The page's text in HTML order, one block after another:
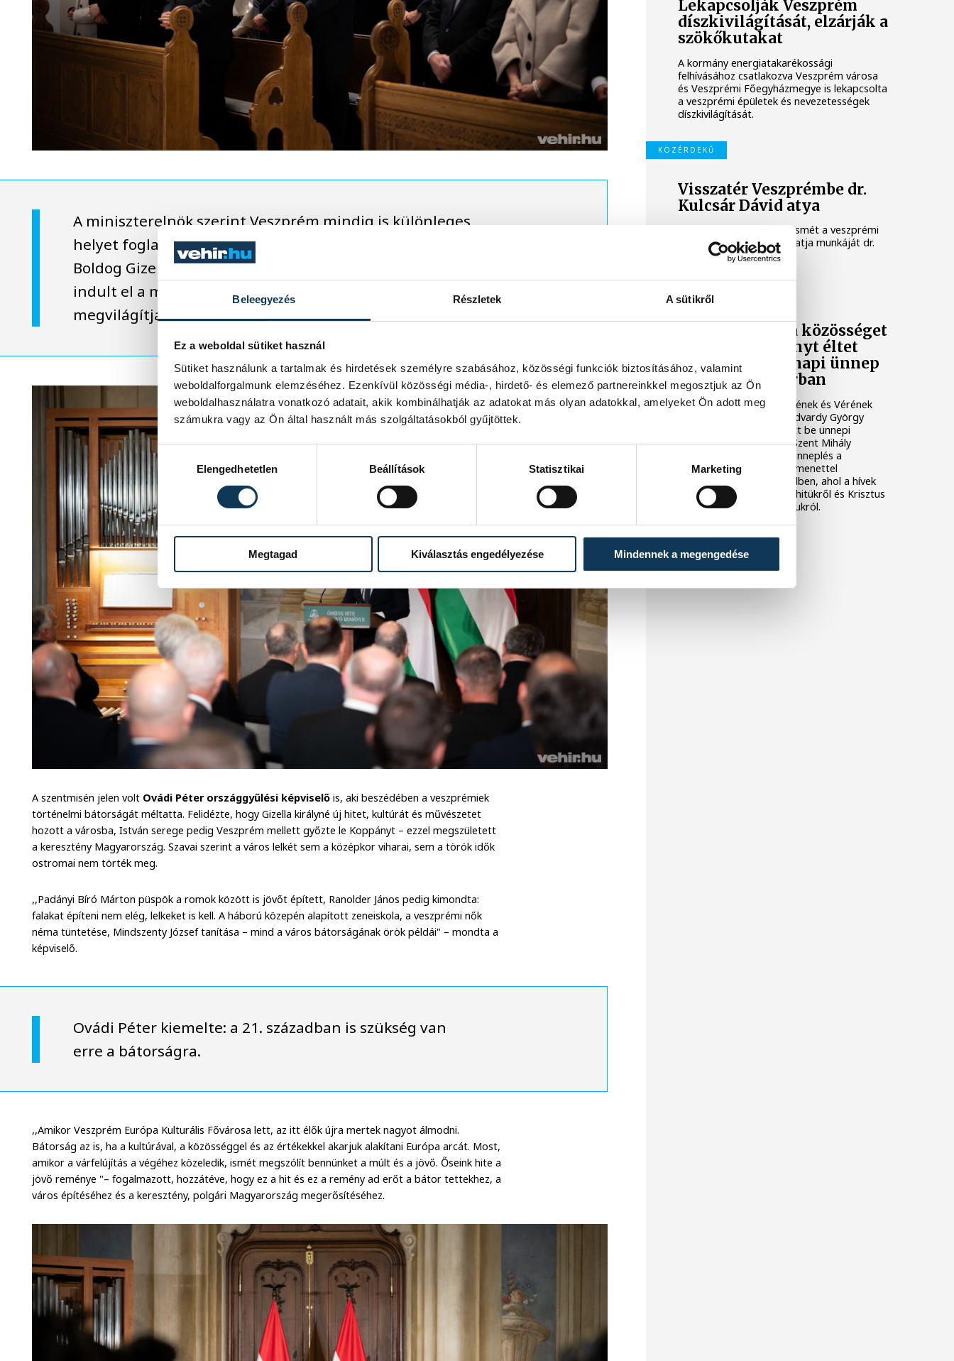
Beleegyezés Részletek A sütikről
Ez a weboldal sütiket használ
Sütiket használunk a tartalmak és hirdetések személyre szabásához, közösségi funkciók biztosításához, valamint
weboldalforgalmunk elemzéséhez. Ezenkívül közösségi média-, hirdető- és elemező partnereinkkel megosztjuk az Ön
weboldalhasználatra vonatkozó adatait, akik kombinálhatják az adatokat más olyan adatokkal, amelyeket Ön adott meg
számukra vagy az Ön által használt más szolgáltatásokból gyűjtöttek.
Hozzájárulás kiválasztása
Elengedhetetlen
Beállítások Statisztikai Marketing
Megtagad Kiválasztás engedélyezése Mindennek a megengedése
A miniszterelnök szerint Veszprém mindig is különleges
helyet foglalt el a magyar történelemben, hiszen itt élt
Boldog Gizella királyné, Szent István hitvese, és innen
indult el a magyar kereszténység fénye, amely máig
megvilágítja az ország útját.
A szentmisén jelen volt Ovádi Péter országgyűlési képviselő is, aki beszédében a veszprémiek
történelmi bátorságát méltatta. Felidézte, hogy Gizella királyné új hitet, kultúrát és művészetet
hozott a városba, István serege pedig Veszprém mellett győzte le Koppányt – ezzel megszületett
a keresztény Magyarország. Szavai szerint a város lelkét sem a középkor viharai, sem a török idők
ostromai nem törték meg.
,,Padányi Bíró Márton püspök a romok között is jövőt épített, Ranolder János pedig kimondta:
falakat építeni nem elég, lelkeket is kell. A háború közepén alapított zeneiskola, a veszprémi nők
néma tüntetése, Mindszenty József tanítása – mind a város bátorságának örök példái" – mondta a
képviselő.
Ovádi Péter kiemelte: a 21. században is szükség van
erre a bátorságra.
,,Amikor Veszprém Európa Kulturális Fővárosa lett, az itt élők újra mertek nagyot álmodni.
Bátorság az is, ha a kultúrával, a közösséggel és az értékekkel akarjuk alakítani Európa arcát. Most,
amikor a várfelújítás a végéhez közeledik, ismét megszólít bennünket a múlt és a jövő. Őseink hite a
jövő reménye "– fogalmazott, hozzátéve, hogy ez a hit és ez a remény ad erőt a bátor tettekhez, a
város építéséhez és a keresztény, polgári Magyarország megerősítéséhez.
Lekapcsolják Veszprém
díszkivilágítását, elzárják a
szökőkutakat
A kormány energiatakarékossági
felhívásához csatlakozva Veszprém városa
és Veszprémi Főegyházmegye is lekapcsolta
a veszprémi épületek és nevezetességek
díszkivilágítását.
KÖZÉRDEKŰ
Visszatér Veszprémbe dr.
Kulcsár Dávid atya
Vatikáni szolgálata után ismét a veszprémi
főegyházmegyében folytatja munkáját dr.
Kulcsár Dávid atya.
'Az Eucharisztia közösséget
teremt és reményt éltet
bennünk' – Úrnapi ünnep
a veszprémi várban
Krisztus szentséges Testének és Vérének
ünnepén, Úrnapján Dr. Udvardy György
veszprémi érsek mutatott be ünnepi
szentmisét a veszprémi Szent Mihály
Főszékesegyházban. Az ünneplés a
hagyományos úrnapi körmenettel
folytatódott a várnegyedben, ahol a hívek
együtt tettek tanúságot hitükről és Krisztus
jelenlétébe vetett bizalmukról.